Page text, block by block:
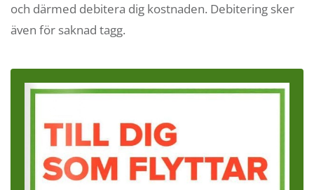
och därmed debitera dig kostnaden. Debitering sker
även för saknad tagg.